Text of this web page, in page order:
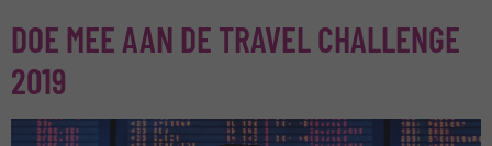
DOE MEE AAN DE TRAVEL CHALLENGE
2019